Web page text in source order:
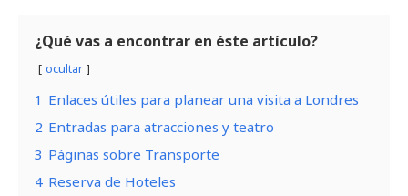
¿Qué vas a encontrar en éste artículo?
ocultar
1 Enlaces útiles para planear una visita a Londres
2 Entradas para atracciones y teatro
3 Páginas sobre Transporte
4 Reserva de Hoteles